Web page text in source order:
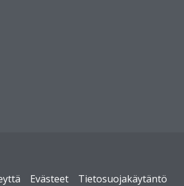
Evästeet Tietosuojakäytäntö